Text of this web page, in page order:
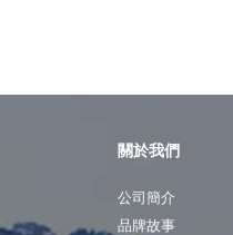
關於我們
公司簡介
品牌故事